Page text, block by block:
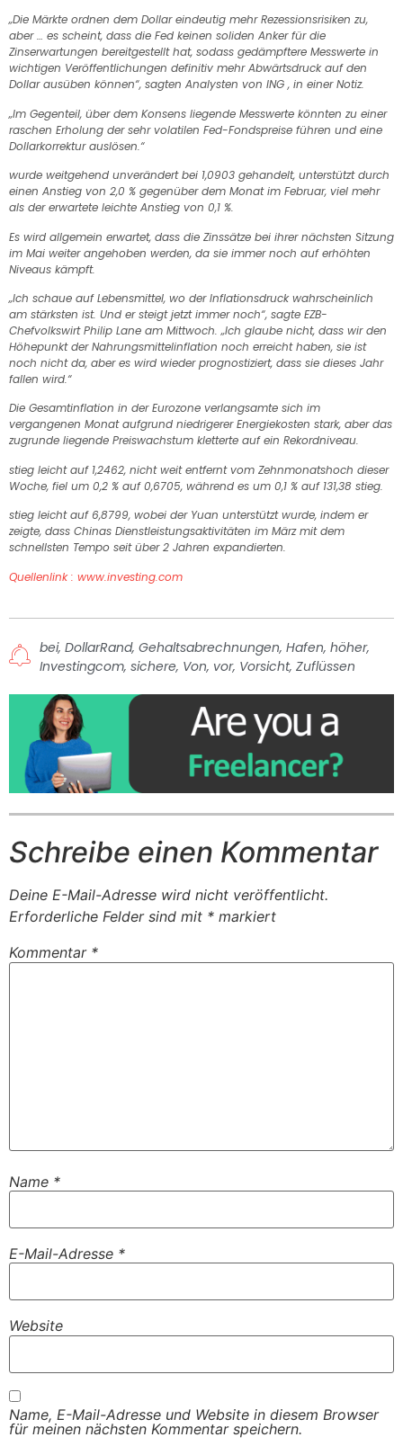
„Die Märkte ordnen dem Dollar eindeutig mehr Rezessionsrisiken zu,
aber … es scheint, dass die Fed keinen soliden Anker für die
Zinserwartungen bereitgestellt hat, sodass gedämpftere Messwerte in
wichtigen Veröffentlichungen definitiv mehr Abwärtsdruck auf den
Dollar ausüben können“, sagten Analysten von ING , in einer Notiz.
„Im Gegenteil, über dem Konsens liegende Messwerte könnten zu einer
raschen Erholung der sehr volatilen Fed-Fondspreise führen und eine
Dollarkorrektur auslösen.“
wurde weitgehend unverändert bei 1,0903 gehandelt, unterstützt durch
einen Anstieg von 2,0 % gegenüber dem Monat im Februar, viel mehr
als der erwartete leichte Anstieg von 0,1 %.
Es wird allgemein erwartet, dass die Zinssätze bei ihrer nächsten Sitzung
im Mai weiter angehoben werden, da sie immer noch auf erhöhten
Niveaus kämpft.
„Ich schaue auf Lebensmittel, wo der Inflationsdruck wahrscheinlich
am stärksten ist. Und er steigt jetzt immer noch“, sagte EZB-
Chefvolkswirt Philip Lane am Mittwoch. „Ich glaube nicht, dass wir den
Höhepunkt der Nahrungsmittelinflation noch erreicht haben, sie ist
noch nicht da, aber es wird wieder prognostiziert, dass sie dieses Jahr
fallen wird.“
Die Gesamtinflation in der Eurozone verlangsamte sich im
vergangenen Monat aufgrund niedrigerer Energiekosten stark, aber das
zugrunde liegende Preiswachstum kletterte auf ein Rekordniveau.
stieg leicht auf 1,2462, nicht weit entfernt vom Zehnmonatshoch dieser
Woche, fiel um 0,2 % auf 0,6705, während es um 0,1 % auf 131,38 stieg.
stieg leicht auf 6,8799, wobei der Yuan unterstützt wurde, indem er
zeigte, dass Chinas Dienstleistungsaktivitäten im März mit dem
schnellsten Tempo seit über 2 Jahren expandierten.
Quellenlink : www.investing.com
bei, DollarRand, Gehaltsabrechnungen, Hafen, höher,
Investingcom, sichere, Von, vor, Vorsicht, Zuflüssen
Schreibe einen Kommentar
Deine E-Mail-Adresse wird nicht veröffentlicht.
Erforderliche Felder sind mit * markiert
Kommentar *
Name *
E-Mail-Adresse *
Website
Name, E-Mail-Adresse und Website in diesem Browser
für meinen nächsten Kommentar speichern.